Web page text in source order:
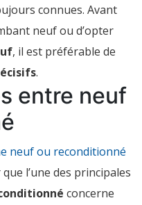
un
iphone
connues. Avant
neuf ou d’opter
, il est préférable de
.
entre neuf
neuf ou reconditionné
l’une des principales
concerne